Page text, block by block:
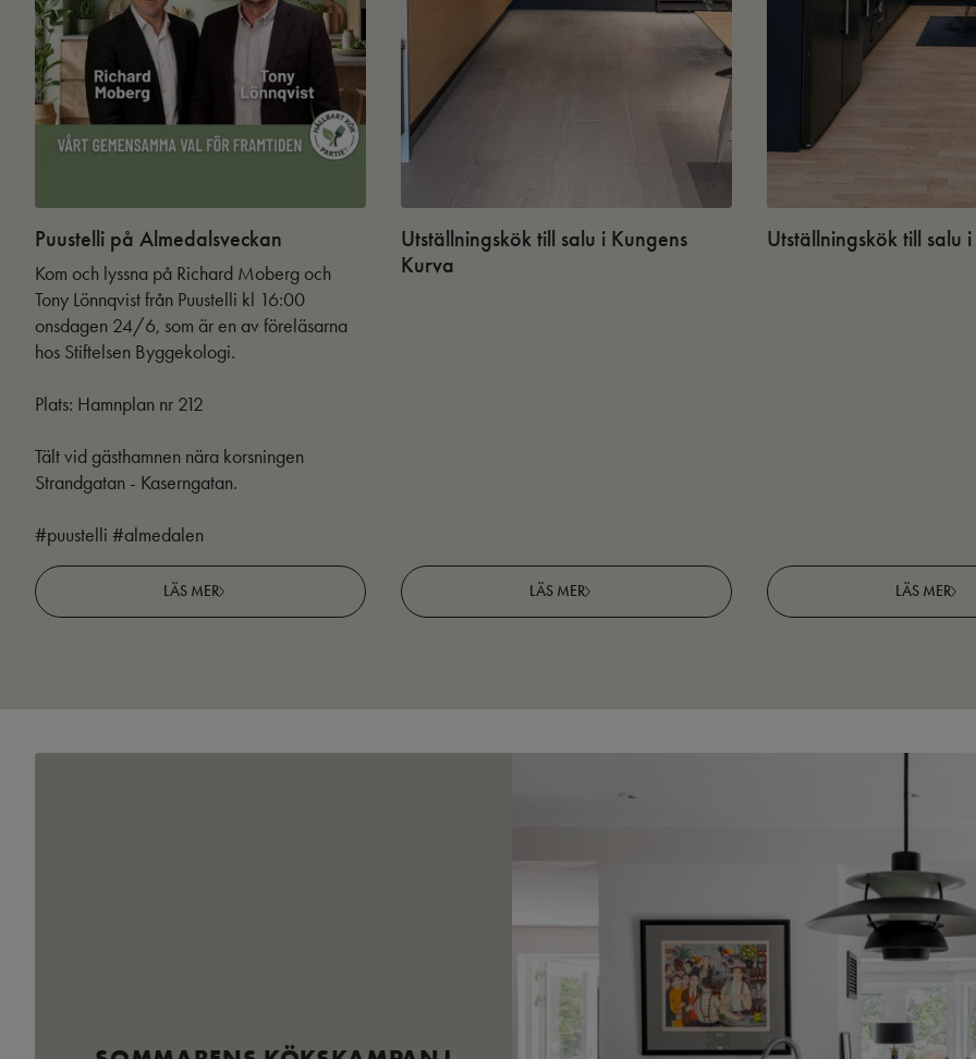
Puustelli på Almedalsveckan
Kom och lyssna på Richard Moberg och
Tony Lönnqvist från Puustelli kl 16:00
onsdagen 24/6, som är en av föreläsarna
hos Stiftelsen Byggekologi.
Plats: Hamnplan nr 212
Tält vid gästhamnen nära korsningen
Strandgatan - Kaserngatan.
#puustelli #almedalen
LÄS MER
Utställningskök till salu i Kungens
Kurva
LÄS MER
Utställningskök till salu
LÄS MER